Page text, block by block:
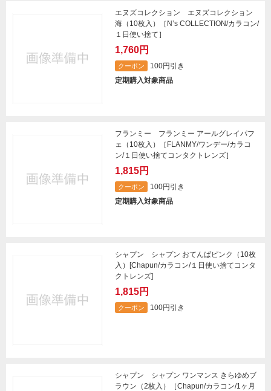
エヌズコレクション エヌズコレクション
海（10枚入）［N’s COLLECTION/カラコン/
１日使い捨て］
1,760円
クーポン
100円引き
定期購入対象商品
フランミー フランミー アールグレイパフ
ェ（10枚入）［FLANMY/ワンデー/カラコ
ン/１日使い捨てコンタクトレンズ］
1,815円
クーポン
100円引き
定期購入対象商品
シャプン シャプン おてんばピンク（10枚
入）[Chapun/カラコン/１日使い捨てコンタ
クトレンズ]
1,815円
クーポン 100円引き
シャプン シャプン ワンマンス きらゆめブ
ラウン（2枚入）［Chapun/カラコン/1ヶ月